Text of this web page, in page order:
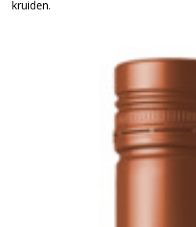
kruiden.